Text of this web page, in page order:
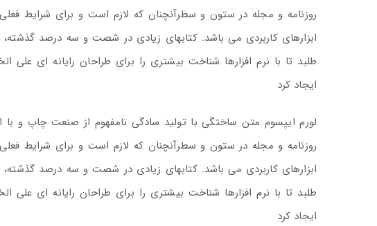
روزنامه و مجله در ستون و سطرآنچنان که لازم است و برای شرایط
ابزارهای کاربردی می باشد. کتابهای زیادی در شصت و سه درصد
طلبد تا با نرم افزارها شناخت بیشتری را برای طراحان رایانه ای
ایجاد کرد
لورم ایپسوم متن ساختگی با تولید سادگی نامفهوم از صنعت چاپ و با
روزنامه و مجله در ستون و سطرآنچنان که لازم است و برای شرایط
ابزارهای کاربردی می باشد. کتابهای زیادی در شصت و سه درصد
طلبد تا با نرم افزارها شناخت بیشتری را برای طراحان رایانه ای
ایجاد کرد